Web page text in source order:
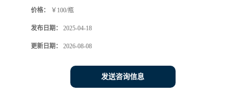
价格： ￥100/瓶
发布日期： 2025-04-18
更新日期： 2026-08-08
发送咨询信息